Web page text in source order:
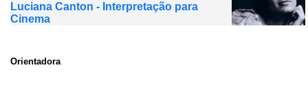
Luciana Canton - Interpretação para
Cinema
Orientadora